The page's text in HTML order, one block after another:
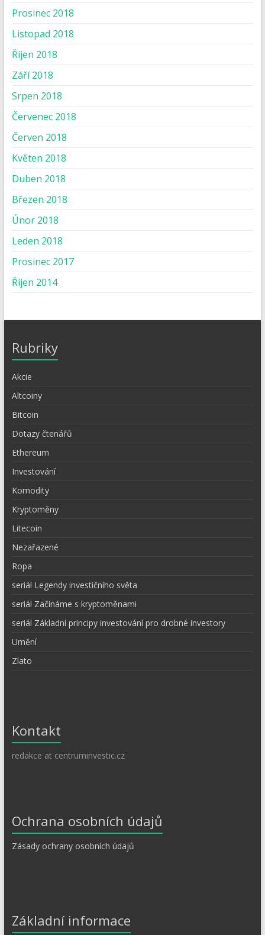
Prosinec 2018
Listopad 2018
Říjen 2018
Září 2018
Srpen 2018
Červenec 2018
Červen 2018
Květen 2018
Duben 2018
Březen 2018
Únor 2018
Leden 2018
Prosinec 2017
Říjen 2014
Rubriky
Akcie
Altcoiny
Bitcoin
Dotazy čtenářů
Ethereum
Investování
Komodity
Kryptoměny
Litecoin
Nezařazené
Ropa
seriál Legendy investičního světa
seriál Začínáme s kryptoměnami
seriál Základní principy investování pro drobné investory
Umění
Zlato
Kontakt
redakce at centruminvestic.cz
Ochrana osobních údajů
Zásady ochrany osobních údajů
Základní informace